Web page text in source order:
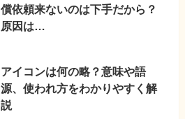
償依頼来ないのは下手だから？
原因は…
アイコンは何の略？意味や語
源、使われ方をわかりやすく解
説